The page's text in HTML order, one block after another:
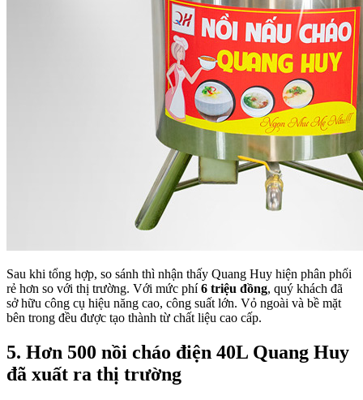
Sau khi tổng hợp, so sánh thì nhận thấy Quang Huy hiện phân phối
rẻ hơn so với thị trường. Với mức phí6 triệu đồng, quý khách đã
sở hữu công cụ hiệu năng cao, công suất lớn. Vỏ ngoài và bề mặt
bên trong đều được tạo thành từ chất liệu cao cấp.
5. Hơn 500 nồi cháo điện 40L Quang Huy
đã xuất ra thị trường